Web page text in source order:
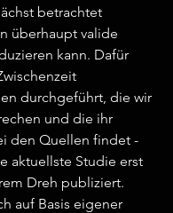
betrachtet
überhaupt valide
kann. Dafür
durchgeführt, die wir
und die ihr
den Quellen findet -
aktuellste Studie erst
Dreh publiziert.
auf Basis eigener